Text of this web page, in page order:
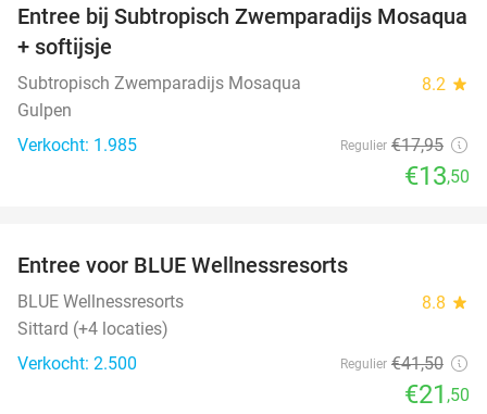
25%
Entree bij Subtropisch Zwemparadijs Mosaqua
+ softijsje
Subtropisch Zwemparadijs Mosaqua 8.2 star
Gulpen
Verkocht: 1.985
Regulier €17,95
€13,50
Entree voor BLUE Wellnessresorts
BLUE Wellnessresorts 8.8 star
Sittard (+4 locaties)
Verkocht: 2.500
Regulier €41,50
€21 ,50